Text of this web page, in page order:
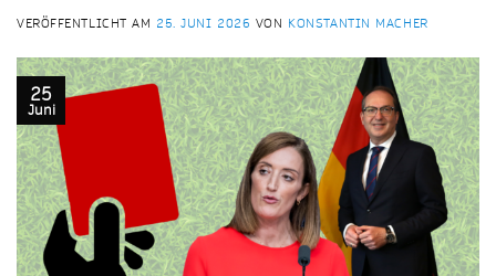
VERÖFFENTLICHT AM 25. JUNI 2026 VON KONSTANTIN MACHER
25
Juni